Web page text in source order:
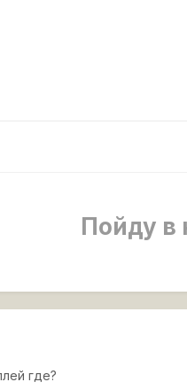
Пойду
где?